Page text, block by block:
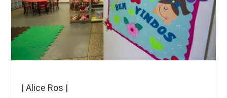
| Alice Ros |